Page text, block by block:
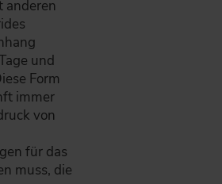
anderen
und
Form
immer
von
für das
muss, die